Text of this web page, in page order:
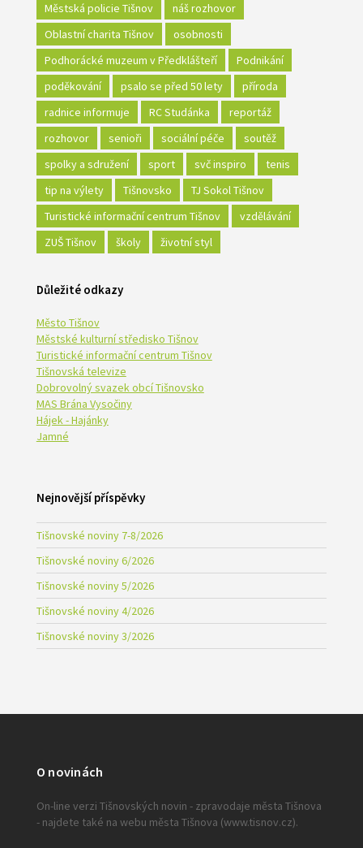
Městská policie Tišnov
náš rozhovor
Oblastní charita Tišnov
osobnosti
Podhorácké muzeum v Předklášteří
Podnikání
poděkování
psalo se před 50 lety
příroda
radnice informuje
RC Studánka
reportáž
rozhovor
senioři sociální péče
soutěž
spolky a sdružení
sport svč inspiro
tenis
tip na výlety
Tišnovsko
TJ Sokol Tišnov
Turistické informační centrum Tišnov
vzdělávání
ZUŠ Tišnov
školy životní styl
Důležité odkazy
Město Tišnov
Městské kulturní středisko Tišnov
Turistické informační centrum Tišnov
Tišnovská televize
Dobrovolný svazek obcí Tišnovsko
MAS Brána Vysočiny
Hájek - Hajánky
Jamné
Nejnovější příspěvky
Tišnovské noviny 7-8/2026
Tišnovské noviny 6/2026
Tišnovské noviny 5/2026
Tišnovské noviny 4/2026
Tišnovské noviny 3/2026
O novinách
On-line verzi Tišnovských novin - zpravodaje města Tišnova
- najdete také na webu města Tišnova (www.tisnov.cz).